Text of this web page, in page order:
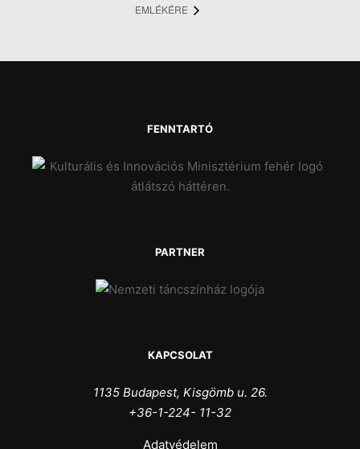
EMLÉKÉRE
FENNTARTÓ
PARTNER
KAPCSOLAT
1135 Budapest, Kisgömb u. 26.
+36-1-224- 11-32
Adatvédelem